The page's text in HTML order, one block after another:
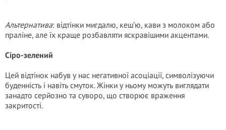
Альтернатива: відтінки мигдалю, кеш’ю, кави з молоком або
праліне, але їх краще розбавляти яскравішими акцентами.
Сіро-зелений
Цей відтінок набув у нас негативної асоціації, символізуючи
буденність і навіть смуток. Жінки у ньому можуть виглядати
занадто серйозно та суворо, що створює враження
закритості.